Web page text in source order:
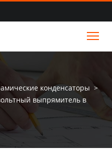
конденсаторы >
выпрямитель в